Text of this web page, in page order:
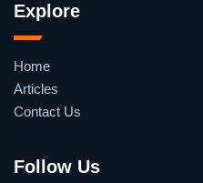
Explore
Home
Articles
Contact Us
Follow Us